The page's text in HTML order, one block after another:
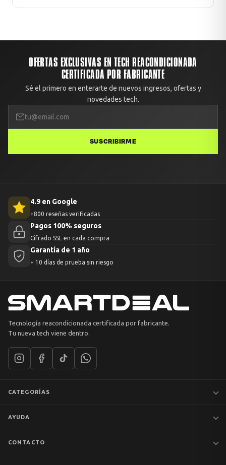
OFERTAS EXCLUSIVAS EN TECH REACONDICIONADA
CERTIFICADA POR FABRICANTE
Sé el primero en enterarte de nuevos ingresos, ofertas y
novedades tech.
SUSCRIBIRME
4.9 en Google
+800 reseñas verificadas
Pagos 100% seguros
Cifrado SSL en cada compra
Garantía de 1 año
+ 10 días de prueba sin riesgo
Tecnología reacondicionada certificada por fabricante.
Tu nueva tech viene dentro.
CATEGORÍAS
AYUDA
CONTACTO